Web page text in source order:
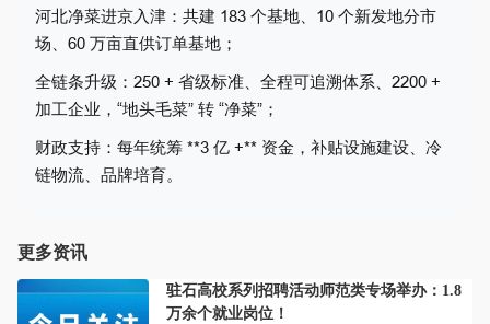
河北净菜进京入津：共建 183 个基地、10 个新发地分市
场、60 万亩直供订单基地；
全链条升级：250 + 省级标准、全程可追溯体系、2200 +
加工企业，“地头毛菜” 转 “净菜”；
财政支持：每年统筹 **3 亿 +** 资金，补贴设施建设、冷
链物流、品牌培育。
更多资讯
驻石高校系列招聘活动师范类专场举办：1.8
万余个就业岗位！